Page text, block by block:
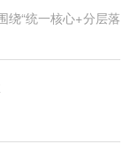
绕“统一核心+分层落